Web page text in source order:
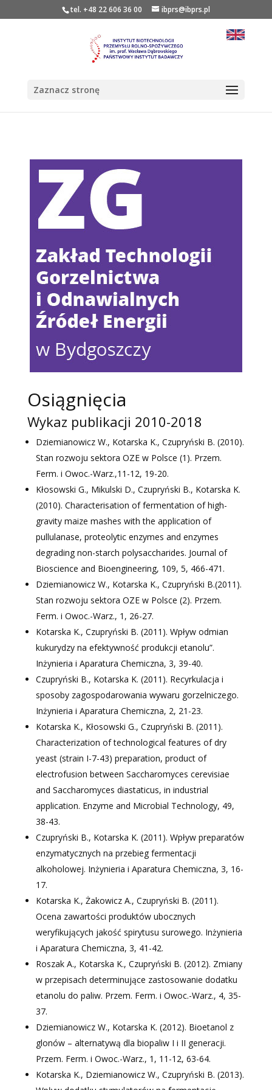
tel. +48 22 606 36 00 ibprs@ibprs.pl
Zaznacz stronę
Osiągnięcia
Wykaz publikacji 2010-2018
Dziemianowicz W., Kotarska K., Czupryński B. (2010).
Stan rozwoju sektora OZE w Polsce (1). Przem.
Ferm. i Owoc.-Warz.,11-12, 19-20.
Kłosowski G., Mikulski D., Czupryński B., Kotarska K.
(2010). Characterisation of fermentation of high-
gravity maize mashes with the application of
pullulanase, proteolytic enzymes and enzymes
degrading non-starch polysaccharides. Journal of
Bioscience and Bioengineering, 109, 5, 466-471.
Dziemianowicz W., Kotarska K., Czupryński B.(2011).
Stan rozwoju sektora OZE w Polsce (2). Przem.
Ferm. i Owoc.-Warz., 1, 26-27.
Kotarska K., Czupryński B. (2011). Wpływ odmian
kukurydzy na efektywność produkcji etanolu”.
Inżynieria i Aparatura Chemiczna, 3, 39-40.
Czupryński B., Kotarska K. (2011). Recyrkulacja i
sposoby zagospodarowania wywaru gorzelniczego.
Inżynieria i Aparatura Chemiczna, 2, 21-23.
Kotarska K., Kłosowski G., Czupryński B. (2011).
Characterization of technological features of dry
yeast (strain I-7-43) preparation, product of
electrofusion between Saccharomyces cerevisiae
and Saccharomyces diastaticus, in industrial
application. Enzyme and Microbial Technology, 49,
38-43.
Czupryński B., Kotarska K. (2011). Wpływ preparatów
enzymatycznych na przebieg fermentacji
alkoholowej. Inżynieria i Aparatura Chemiczna, 3, 16-
17.
Kotarska K., Żakowicz A., Czupryński B. (2011).
Ocena zawartości produktów ubocznych
weryfikujących jakość spirytusu surowego. Inżynieria
i Aparatura Chemiczna, 3, 41-42.
Roszak A., Kotarska K., Czupryński B. (2012). Zmiany
w przepisach determinujące zastosowanie dodatku
etanolu do paliw. Przem. Ferm. i Owoc.-Warz., 4, 35-
37.
Dziemianowicz W., Kotarska K. (2012). Bioetanol z
glonów – alternatywą dla biopaliw I i II generacji.
Przem. Ferm. i Owoc.-Warz., 1, 11-12, 63-64.
Kotarska K., Dziemianowicz W., Czupryński B. (2013).